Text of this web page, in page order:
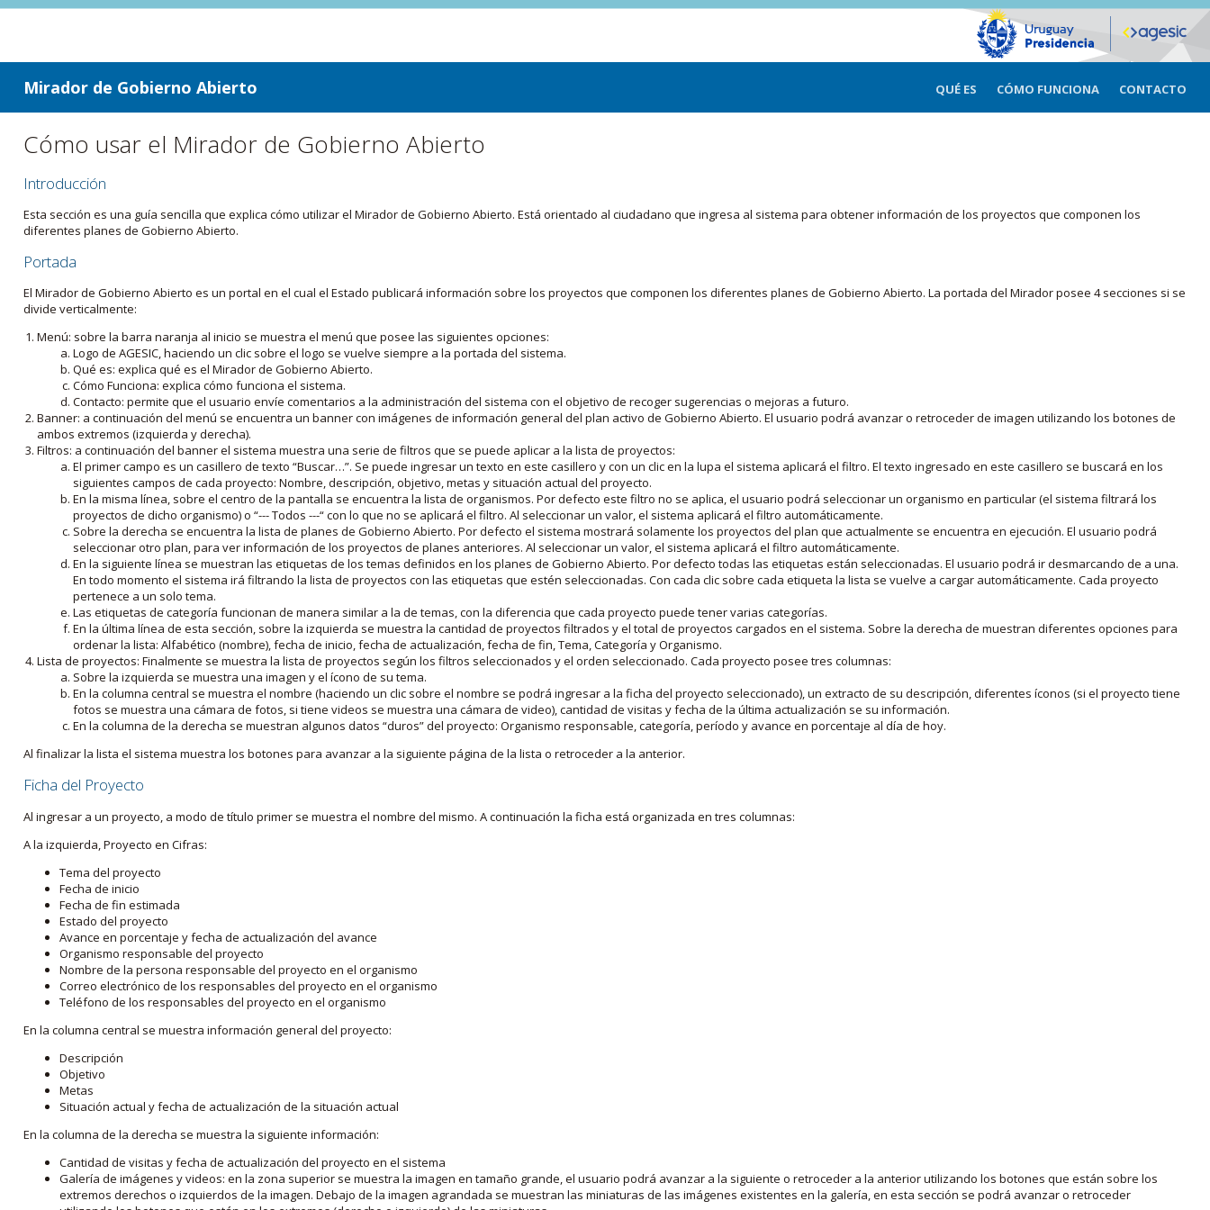
ir a contenido
ir al menú
Mirador de Gobierno Abierto QUÉ ES CÓMO FUNCIONA CONTACTO
Cómo usar el Mirador de Gobierno Abierto
Introducción
Esta sección es una guía sencilla que explica cómo utilizar el Mirador de Gobierno Abierto. Está orientado al ciudadano que ingresa al sistema para obtener información de los proyectos que componen los
diferentes planes de Gobierno Abierto.
Portada
El Mirador de Gobierno Abierto es un portal en el cual el Estado publicará información sobre los proyectos que componen los diferentes planes de Gobierno Abierto. La portada del Mirador posee 4 secciones si se
divide verticalmente:
Menú: sobre la barra naranja al inicio se muestra el menú que posee las siguientes opciones:
Logo de AGESIC, haciendo un clic sobre el logo se vuelve siempre a la portada del sistema.
Qué es: explica qué es el Mirador de Gobierno Abierto.
Cómo Funciona: explica cómo funciona el sistema.
Contacto: permite que el usuario envíe comentarios a la administración del sistema con el objetivo de recoger sugerencias o mejoras a futuro.
Banner: a continuación del menú se encuentra un banner con imágenes de información general del plan activo de Gobierno Abierto. El usuario podrá avanzar o retroceder de imagen utilizando los botones de
ambos extremos (izquierda y derecha).
Filtros: a continuación del banner el sistema muestra una serie de filtros que se puede aplicar a la lista de proyectos:
El primer campo es un casillero de texto “Buscar…”. Se puede ingresar un texto en este casillero y con un clic en la lupa el sistema aplicará el filtro. El texto ingresado en este casillero se buscará en los
siguientes campos de cada proyecto: Nombre, descripción, objetivo, metas y situación actual del proyecto.
En la misma línea, sobre el centro de la pantalla se encuentra la lista de organismos. Por defecto este filtro no se aplica, el usuario podrá seleccionar un organismo en particular (el sistema filtrará los
proyectos de dicho organismo) o “--- Todos ---“ con lo que no se aplicará el filtro. Al seleccionar un valor, el sistema aplicará el filtro automáticamente.
Sobre la derecha se encuentra la lista de planes de Gobierno Abierto. Por defecto el sistema mostrará solamente los proyectos del plan que actualmente se encuentra en ejecución. El usuario podrá
seleccionar otro plan, para ver información de los proyectos de planes anteriores. Al seleccionar un valor, el sistema aplicará el filtro automáticamente.
En la siguiente línea se muestran las etiquetas de los temas definidos en los planes de Gobierno Abierto. Por defecto todas las etiquetas están seleccionadas. El usuario podrá ir desmarcando de a una.
En todo momento el sistema irá filtrando la lista de proyectos con las etiquetas que estén seleccionadas. Con cada clic sobre cada etiqueta la lista se vuelve a cargar automáticamente. Cada proyecto
pertenece a un solo tema.
Las etiquetas de categoría funcionan de manera similar a la de temas, con la diferencia que cada proyecto puede tener varias categorías.
En la última línea de esta sección, sobre la izquierda se muestra la cantidad de proyectos filtrados y el total de proyectos cargados en el sistema. Sobre la derecha de muestran diferentes opciones para
ordenar la lista: Alfabético (nombre), fecha de inicio, fecha de actualización, fecha de fin, Tema, Categoría y Organismo.
Lista de proyectos: Finalmente se muestra la lista de proyectos según los filtros seleccionados y el orden seleccionado. Cada proyecto posee tres columnas:
Sobre la izquierda se muestra una imagen y el ícono de su tema.
En la columna central se muestra el nombre (haciendo un clic sobre el nombre se podrá ingresar a la ficha del proyecto seleccionado), un extracto de su descripción, diferentes íconos (si el proyecto tiene
fotos se muestra una cámara de fotos, si tiene videos se muestra una cámara de video), cantidad de visitas y fecha de la última actualización se su información.
En la columna de la derecha se muestran algunos datos “duros” del proyecto: Organismo responsable, categoría, período y avance en porcentaje al día de hoy.
Al finalizar la lista el sistema muestra los botones para avanzar a la siguiente página de la lista o retroceder a la anterior.
Ficha del Proyecto
Al ingresar a un proyecto, a modo de título primer se muestra el nombre del mismo. A continuación la ficha está organizada en tres columnas:
A la izquierda, Proyecto en Cifras:
Tema del proyecto
Fecha de inicio
Fecha de fin estimada
Estado del proyecto
Avance en porcentaje y fecha de actualización del avance
Organismo responsable del proyecto
Nombre de la persona responsable del proyecto en el organismo
Correo electrónico de los responsables del proyecto en el organismo
Teléfono de los responsables del proyecto en el organismo
En la columna central se muestra información general del proyecto:
Descripción
Objetivo
Metas
Situación actual y fecha de actualización de la situación actual
En la columna de la derecha se muestra la siguiente información:
Cantidad de visitas y fecha de actualización del proyecto en el sistema
Galería de imágenes y videos: en la zona superior se muestra la imagen en tamaño grande, el usuario podrá avanzar a la siguiente o retroceder a la anterior utilizando los botones que están sobre los
extremos derechos o izquierdos de la imagen. Debajo de la imagen agrandada se muestran las miniaturas de las imágenes existentes en la galería, en esta sección se podrá avanzar o retroceder